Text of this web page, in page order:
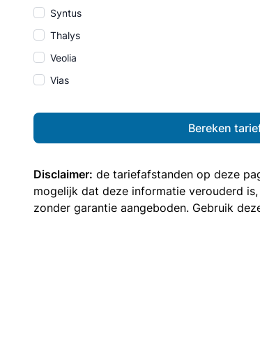
Syntus
Thalys
Veolia
Vias
Bereken
Disclaimer: de tariefafstanden op deze
mogelijk dat deze informatie verouderd
zonder garantie aangeboden. Gebruik